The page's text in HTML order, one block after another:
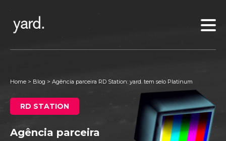
Home > Blog > Agência parceira RD Station: yard. tem selo Platinum
RD STATION
Agência parceira